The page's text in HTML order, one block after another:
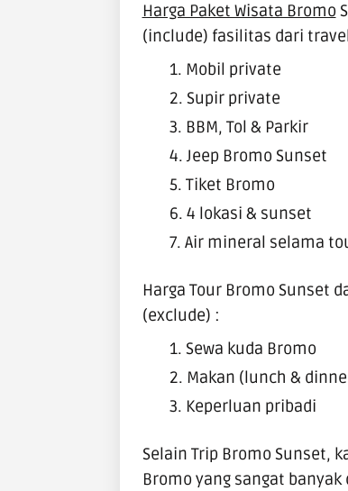
Harga Paket Wisata Bromo
(include) fasilitas dari
Mobil private
Supir private
BBM, Tol & Parkir
Jeep Bromo Sunset
Tiket Bromo
4 lokasi & sunset
Air mineral selama
Harga Tour Bromo Sunset
(exclude) :
Sewa kuda Bromo
Makan (lunch &
Keperluan pribadi
Selain Trip Bromo Sunset,
Bromo yang sangat